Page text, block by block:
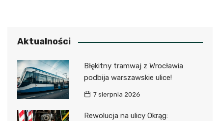
Aktualności
Błękitny tramwaj z Wrocławia
podbija warszawskie ulice!
7 sierpnia 2026
Rewolucja na ulicy Okrąg: